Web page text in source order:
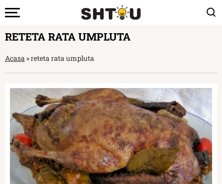
RETETA RATA UMPLUTA
Acasa »reteta rata umpluta